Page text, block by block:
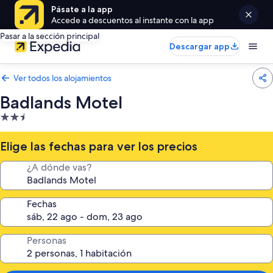
Pásate a la app
Accede a descuentos al instante con la app
Pasar a la sección principal
Descargar app
Ver todos los alojamientos
Badlands Motel
Alojamiento
de
2.5 estrellas
Elige las fechas para ver los precios
¿A dónde vas?
Fechas
Personas